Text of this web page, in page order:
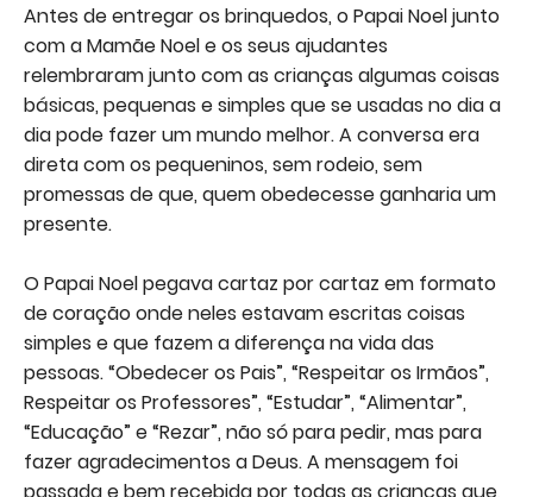
Antes de entregar os brinquedos, o Papai Noel junto
com a Mamãe Noel e os seus ajudantes
relembraram junto com as crianças algumas coisas
básicas, pequenas e simples que se usadas no dia a
dia pode fazer um mundo melhor. A conversa era
direta com os pequeninos, sem rodeio, sem
promessas de que, quem obedecesse ganharia um
presente.
O Papai Noel pegava cartaz por cartaz em formato
de coração onde neles estavam escritas coisas
simples e que fazem a diferença na vida das
pessoas. “Obedecer os Pais”, “Respeitar os Irmãos”,
Respeitar os Professores”, “Estudar”, “Alimentar”,
“Educação” e “Rezar”, não só para pedir, mas para
fazer agradecimentos a Deus. A mensagem foi
passada e bem recebida por todas as crianças que,